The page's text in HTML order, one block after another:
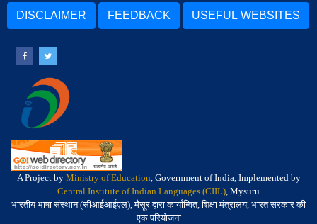
DISCLAIMER FEEDBACK USEFUL WEBSITES
A Project by Ministry of Education, Government of India, Implemented by
Central Institute of Indian Languages (CIIL), Mysuru
भारतीय भाषा संस्थान (सीआईआईएल), मैसूर द्वारा कार्यान्वित, शिक्षा मंत्रालय, भारत सरकार की
एक परियोजना